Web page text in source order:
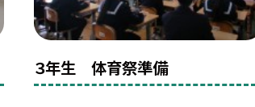
３年生 体育祭準備